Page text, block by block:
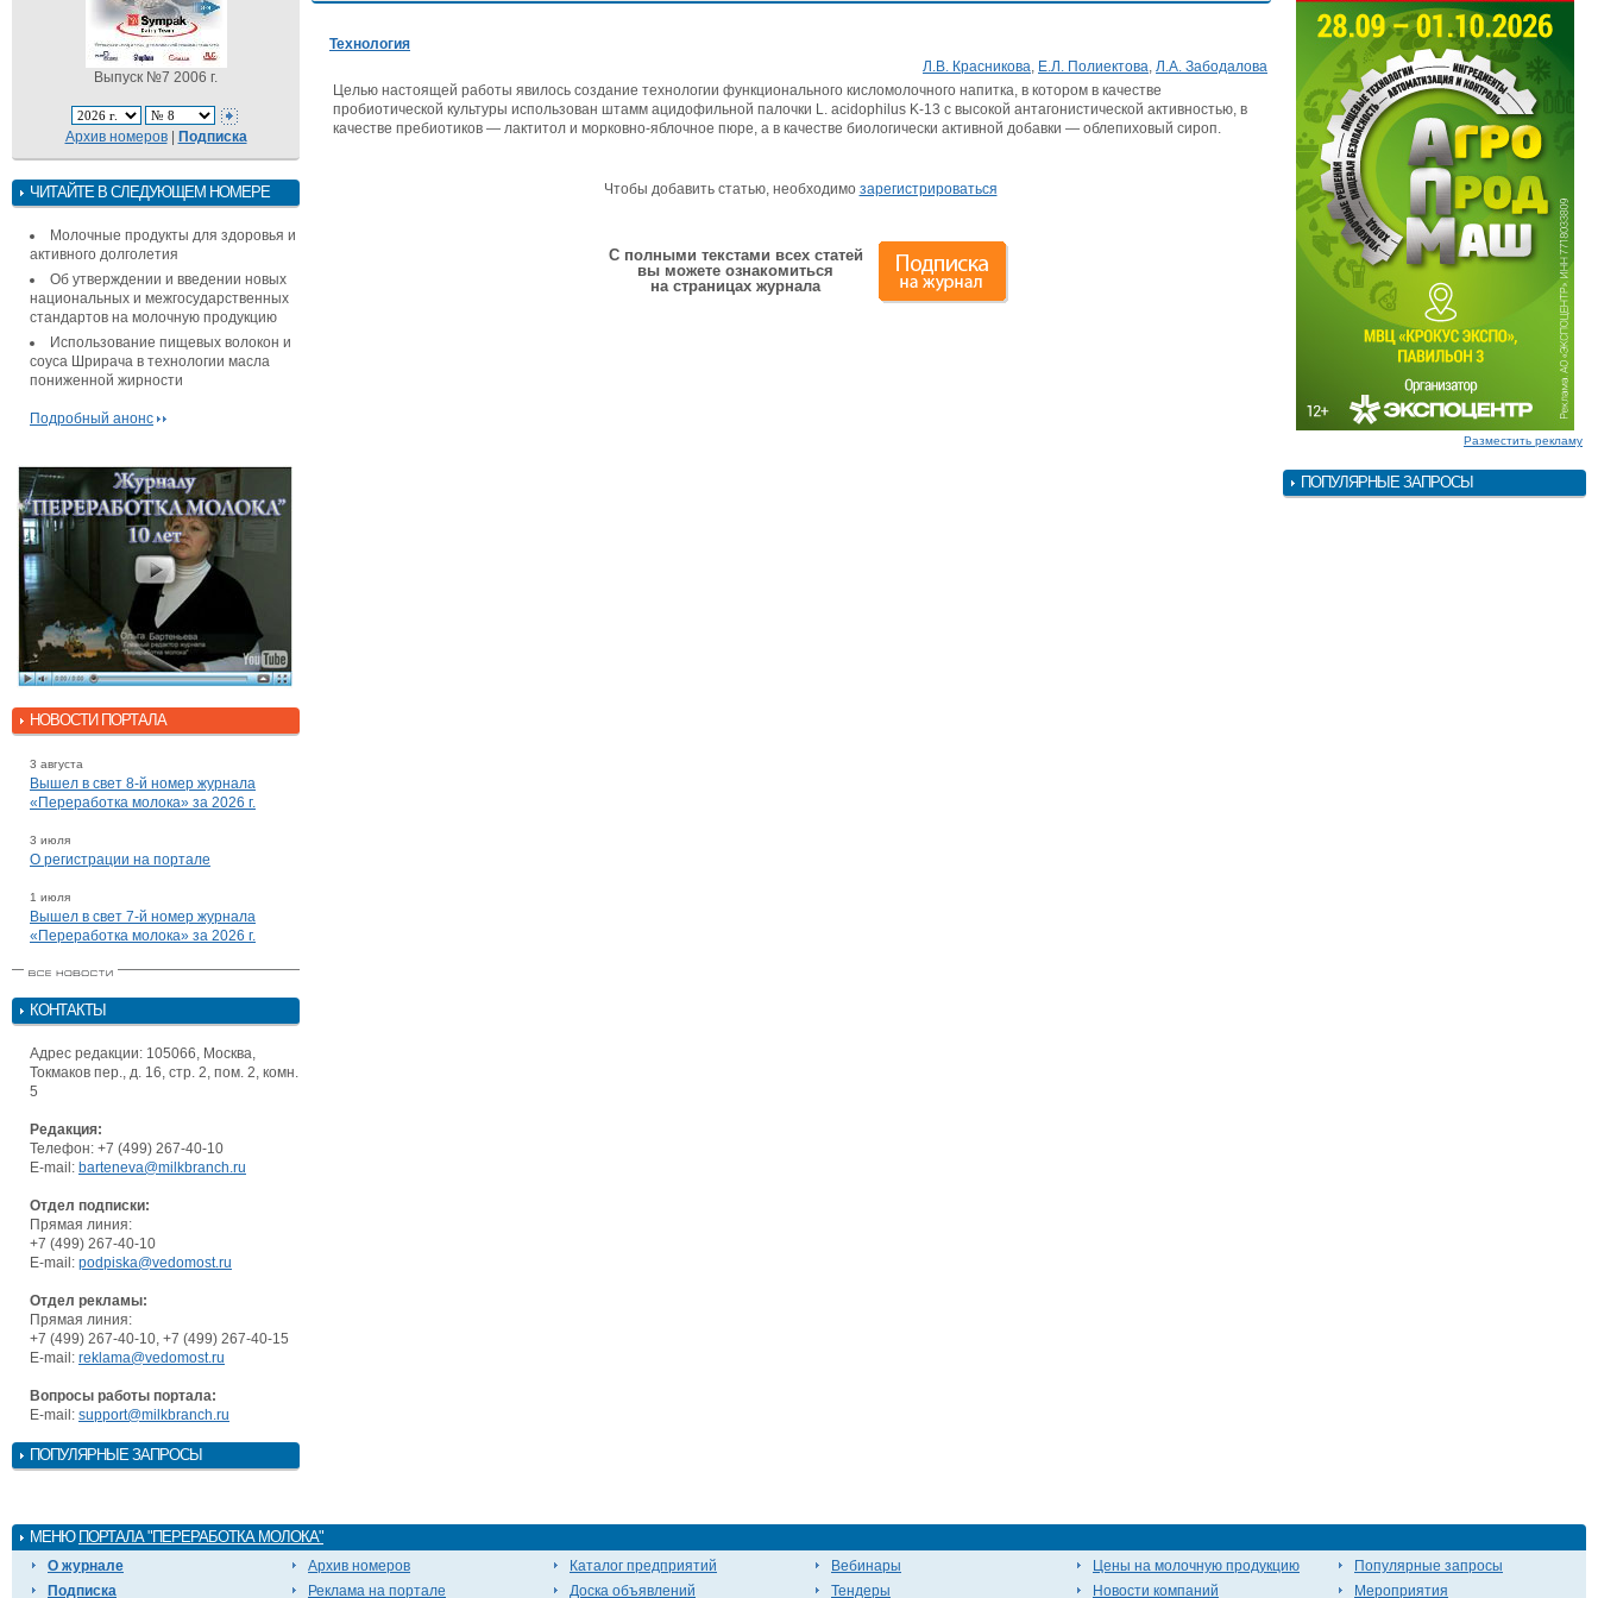
Выпуск №7 2006 г.
Архив номеров| Подписка
ЧИТАЙТЕ В СЛЕДУЮЩЕМ НОМЕРЕ
Молочные продукты для здоровья и
активного долголетия
Об утверждении и введении новых
национальных и межгосударственных
стандартов на молочную продукцию
Использование пищевых волокон и
соуса Шрирача в технологии масла
пониженной жирности
Подробный анонс
НОВОСТИ ПОРТАЛА
3 августа
Вышел в свет 8-й номер журнала
«Переработка молока» за 2026 г.
3 июля
О регистрации на портале
1 июля
Вышел в свет 7-й номер журнала
«Переработка молока» за 2026 г.
КОНТАКТЫ
Адрес редакции: 105066, Москва,
Токмаков пер., д. 16, стр. 2, пом. 2, комн.
5
Редакция:
Телефон: +7 (499) 267-40-10
E-mail: barteneva@milkbranch.ru
Отдел подписки:
Прямая линия:
+7 (499) 267-40-10
E-mail: podpiska@vedomost.ru
Отдел рекламы:
Прямая линия:
+7 (499) 267-40-10, +7 (499) 267-40-15
E-mail: reklama@vedomost.ru
Вопросы работы портала:
E-mail: support@milkbranch.ru
ПОПУЛЯРНЫЕ ЗАПРОСЫ
Технология
Л.В. Красникова, Е.Л. Полиектова, Л.А. Забодалова
Целью настоящей работы явилось создание технологии функционального кисломолочного напитка, в котором в качестве
пробиотической культуры использован штамм ацидофильной палочки L. acidophilus K-13 с высокой антагонистической активностью, в
качестве пребиотиков — лактитол и морковно-яблочное пюре, а в качестве биологически активной добавки — облепиховый сироп.
Чтобы добавить статью, необходимо зарегистрироваться
С полными текстами всех статей
вы можете ознакомиться
на страницах журнала
Разместить рекламу
ПОПУЛЯРНЫЕ ЗАПРОСЫ
МЕНЮ ПОРТАЛА "ПЕРЕРАБОТКА МОЛОКА"
О журнале
Подписка
Архив номеров
Реклама на портале
Каталог предприятий
Доска объявлений
Вебинары
Тендеры
Цены на молочную продукцию
Новости компаний
Популярные запросы
Мероприятия